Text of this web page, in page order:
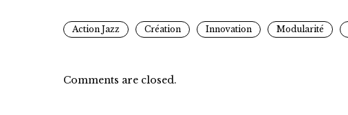
Action Jazz Création Innovation Modularité
Comments are closed.